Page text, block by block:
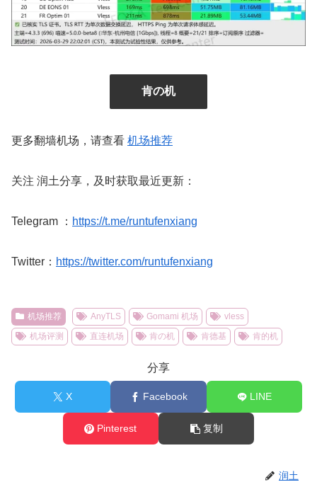
肯の机
更多翻墙机场，请查看 机场推荐
关注 润土分享，及时获取最近更新：
Telegram ： https://t.me/runtufenxiang
Twitter： https://twitter.com/runtufenxiang
机场推荐 AnyTLS Gomami 机场
vless
机场评测
直连机场 肯の机 肯德基 肯的机
分享
X Facebook LINE
Pinterest 复制
润土